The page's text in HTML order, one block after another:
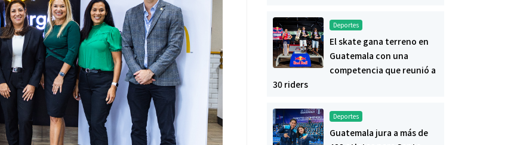
Deportes
El skate gana terreno en
Guatemala con una
competencia que reunió a
30 riders
Deportes
Guatemala jura a más de